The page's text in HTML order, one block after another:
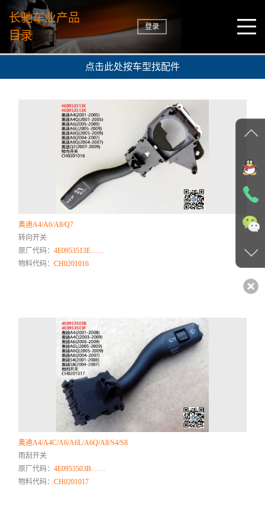
长驰车业产品
目录
登录
点击此处按车型找配件
奥迪A4/A6/A8/Q7
转向开关
原厂代码：4E0953513E……
物料代码：CH0201016
奥迪A4/A4C/A6/A6L/A6Q/A8/S4/S8
雨刮开关
原厂代码：4E0953503B……
物料代码：CH0201017